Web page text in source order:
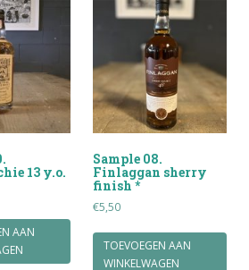
13 y.o.
AAN
Sample 08.
Finlaggan sherry
finish *
€5,50
TOEVOEGEN AAN
WINKELWAGEN